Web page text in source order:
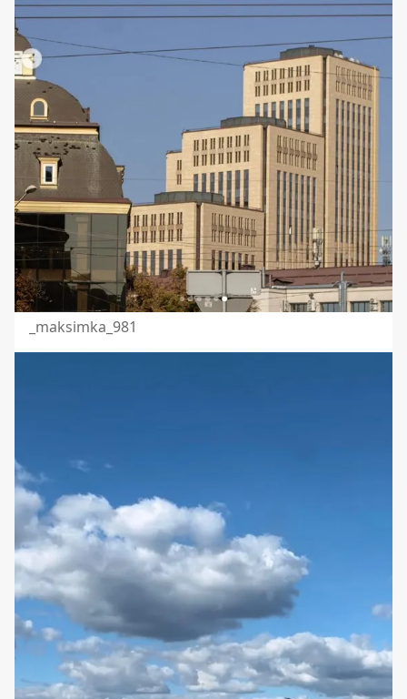
_maksimka_981